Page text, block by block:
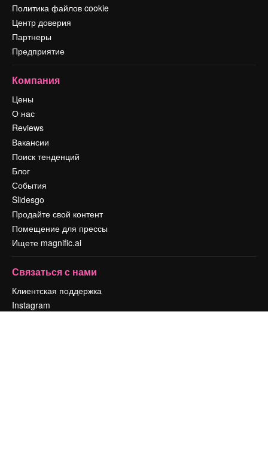
Политика файлов cookie
Центр доверия
Партнеры
Предприятие
Компания
Цены
О нас
Reviews
Вакансии
Поиск тенденций
Блог
События
Slidesgo
Продайте свой контент
Помещение для прессы
Ищете magnific.ai
Связаться с нами
Клиентская поддержка
Instagram